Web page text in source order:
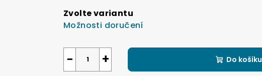
cena:
Zvolte variantu
Možnosti doručení
+
− Do košíku